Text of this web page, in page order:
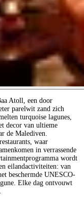
Atoll, een door
parelwit zand zich
turquoise lagunes,
decor van ultieme
de Malediven.
waar
in verrassende
wordt
eilandactiviteiten: van
beschermde UNESCO-
Elke dag ontvouwt